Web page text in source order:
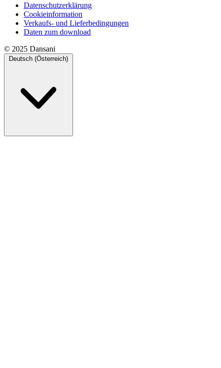
Datenschutzerklärung
Cookieinformation
Verkaufs- und Lieferbedingungen
Daten zum download
© 2025 Dansani
Deutsch (Österreich)